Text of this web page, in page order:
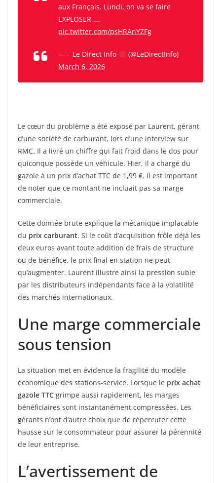
aux Français. Lundi, on va se faire
EXPLOSER .…
pic.twitter.com/psHRAnYZFg
— – Le Direct Info
(@LeDirectInfo)
March 6, 2026
Le cœur du problème a été exposé par Laurent, gérant
d’une société de carburant, lors d’une interview sur
RMC. Il a livré un chiffre qui fait froid dans le dos pour
quiconque possède un véhicule. Hier, il a chargé du
gazole à un prix d’achat TTC de 1,99 €. Il est important
de noter que ce montant ne incluait pas sa marge
commerciale.
Cette donnée brute explique la mécanique implacable
du prix carburant. Si le coût d’acquisition frôle déjà les
deux euros avant toute addition de frais de structure
ou de bénéfice, le prix final en station ne peut
qu’augmenter. Laurent illustre ainsi la pression subie
par les distributeurs indépendants face à la volatilité
des marchés internationaux.
Une marge commerciale
sous tension
La situation met en évidence la fragilité du modèle
économique des stations-service. Lorsque le prix achat
gazole TTC grimpe aussi rapidement, les marges
bénéficiaires sont instantanément compressées. Les
gérants n’ont d’autre choix que de répercuter cette
hausse sur le consommateur pour assurer la pérennité
de leur entreprise.
L’avertissement de